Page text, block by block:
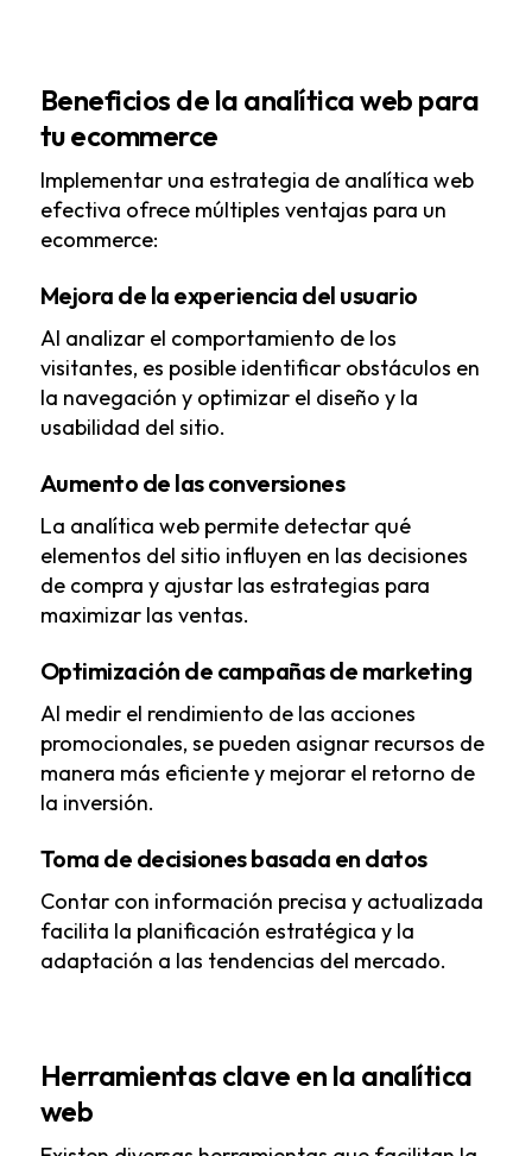
Beneficios de la analítica web para
tu ecommerce
Implementar una estrategia de analítica web
efectiva ofrece múltiples ventajas para un
ecommerce:
Mejora de la experiencia del usuario
Al analizar el comportamiento de los
visitantes, es posible identificar obstáculos en
la navegación y optimizar el diseño y la
usabilidad del sitio.
Aumento de las conversiones
La analítica web permite detectar qué
elementos del sitio influyen en las decisiones
de compra y ajustar las estrategias para
maximizar las ventas.
Optimización de campañas de marketing
Al medir el rendimiento de las acciones
promocionales, se pueden asignar recursos de
manera más eficiente y mejorar el retorno de
la inversión.
Toma de decisiones basada en datos
Contar con información precisa y actualizada
facilita la planificación estratégica y la
adaptación a las tendencias del mercado.
Herramientas clave en la analítica
web